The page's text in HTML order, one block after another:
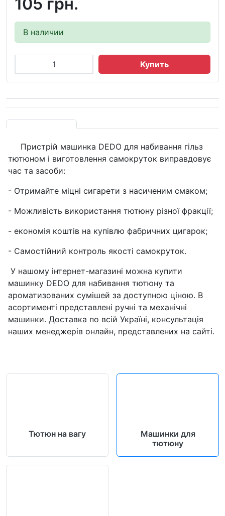
В наличии
Купить
Пристрій машинка DEDO для набивання гільз
тютюном і виготовлення самокруток виправдовує
час та засоби:
- Отримайте міцні сигарети з насиченим смаком;
- Можливість використання тютюну різної фракції;
- економія коштів на купівлю фабричних цигарок;
- Самостійний контроль якості самокруток.
У нашому інтернет-магазині можна купити
машинку DEDO для набивання тютюну та
ароматизованих сумішей за доступною ціною. В
асортименті представлені ручні та механічні
машинки. Доставка по всій Україні, консультація
наших менеджерів онлайн, представлених на сайті.
Тютюн на вагу
Машинки для
тютюну